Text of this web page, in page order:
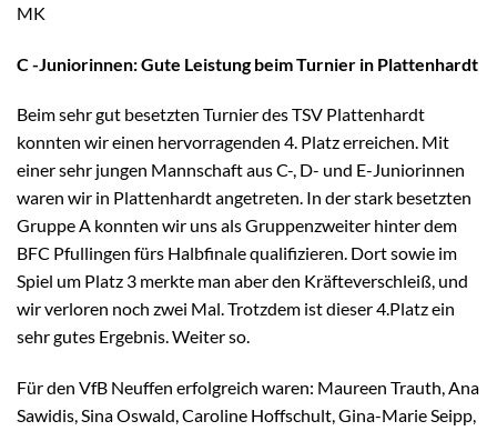
MK
C -Juniorinnen: Gute Leistung beim Turnier in Plattenhardt
Beim sehr gut besetzten Turnier des TSV Plattenhardt
konnten wir einen hervorragenden 4. Platz erreichen. Mit
einer sehr jungen Mannschaft aus C-, D- und E-Juniorinnen
waren wir in Plattenhardt angetreten. In der stark besetzten
Gruppe A konnten wir uns als Gruppenzweiter hinter dem
BFC Pfullingen fürs Halbfinale qualifizieren. Dort sowie im
Spiel um Platz 3 merkte man aber den Kräfteverschleiß, und
wir verloren noch zwei Mal. Trotzdem ist dieser 4.Platz ein
sehr gutes Ergebnis. Weiter so.
Für den VfB Neuffen erfolgreich waren: Maureen Trauth, Ana
Sawidis, Sina Oswald, Caroline Hoffschult, Gina-Marie Seipp,